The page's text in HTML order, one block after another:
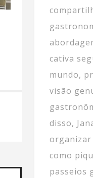
cativa
mundo,
visão
disso,
organizar
como
passeios